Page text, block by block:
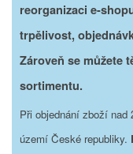
reorganizaci e-
trpělivost,
Zároveň se můžete
sortimentu.
Při objednání zboží nad
území České republiky.